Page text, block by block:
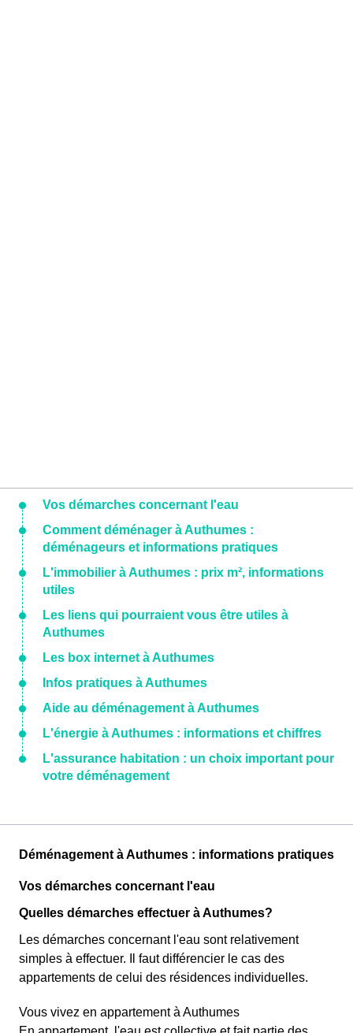
Vos démarches concernant l'eau
Comment déménager à Authumes :
déménageurs et informations pratiques
L'immobilier à Authumes : prix m², informations
utiles
Les liens qui pourraient vous être utiles à
Authumes
Les box internet à Authumes
Infos pratiques à Authumes
Aide au déménagement à Authumes
L'énergie à Authumes : informations et chiffres
L'assurance habitation : un choix important pour
votre déménagement
Déménagement à Authumes : informations pratiques
Vos démarches concernant l'eau
Quelles démarches effectuer à Authumes?
Les démarches concernant l'eau sont relativement
simples à effectuer. Il faut différencier le cas des
appartements de celui des résidences individuelles.
Vous vivez en appartement à Authumes